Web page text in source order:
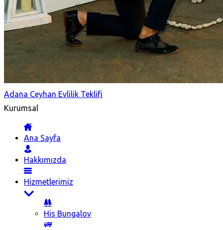
Adana Ceyhan Evlilik Teklifi
Kurumsal
Ana Sayfa
Hakkımızda
Hizmetlerimiz
His Bungalov